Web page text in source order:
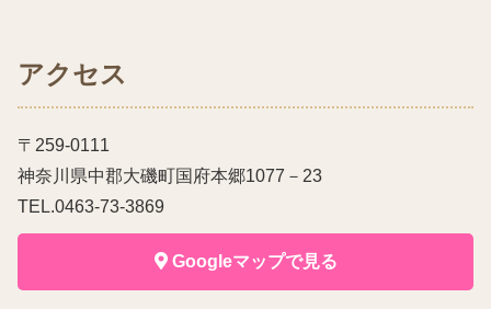
アクセス
〒259-0111
神奈川県中郡大磯町国府本郷1077－23
TEL.0463-73-3869
Googleマップで見る